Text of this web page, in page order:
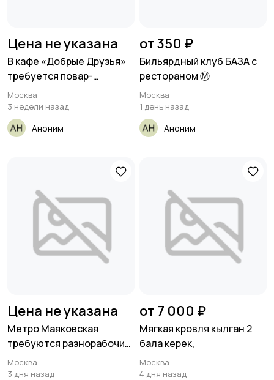
Цена не указана
В кафе «Добрые Друзья»
требуется повар-
универсал.
Москва
3 недели назад
Аноним
от 350 ₽
Бильярдный клуб БАЗА с
рестораном Ⓜ️
Москва
1 день назад
Аноним
Цена не указана
Метро Маяковская
требуются разнорабочие,
оплата 4
Москва
3 дня назад
от 7 000 ₽
Мягкая кровля кылган 2
бала керек,
Москва
4 дня назад